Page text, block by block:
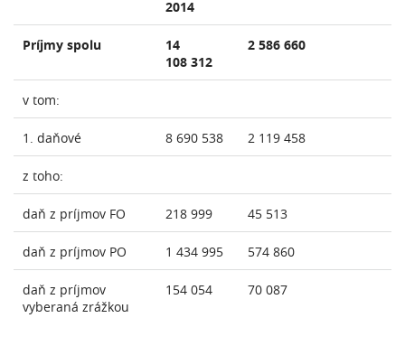
2014
Príjmy spolu
14
108 312
2 586 660
v tom:
1. daňové 8 690 538 2 119 458
z toho:
daň z príjmov FO 218 999 45 513
daň z príjmov PO 1 434 995 574 860
daň z príjmov
vyberaná zrážkou
154 054 70 087